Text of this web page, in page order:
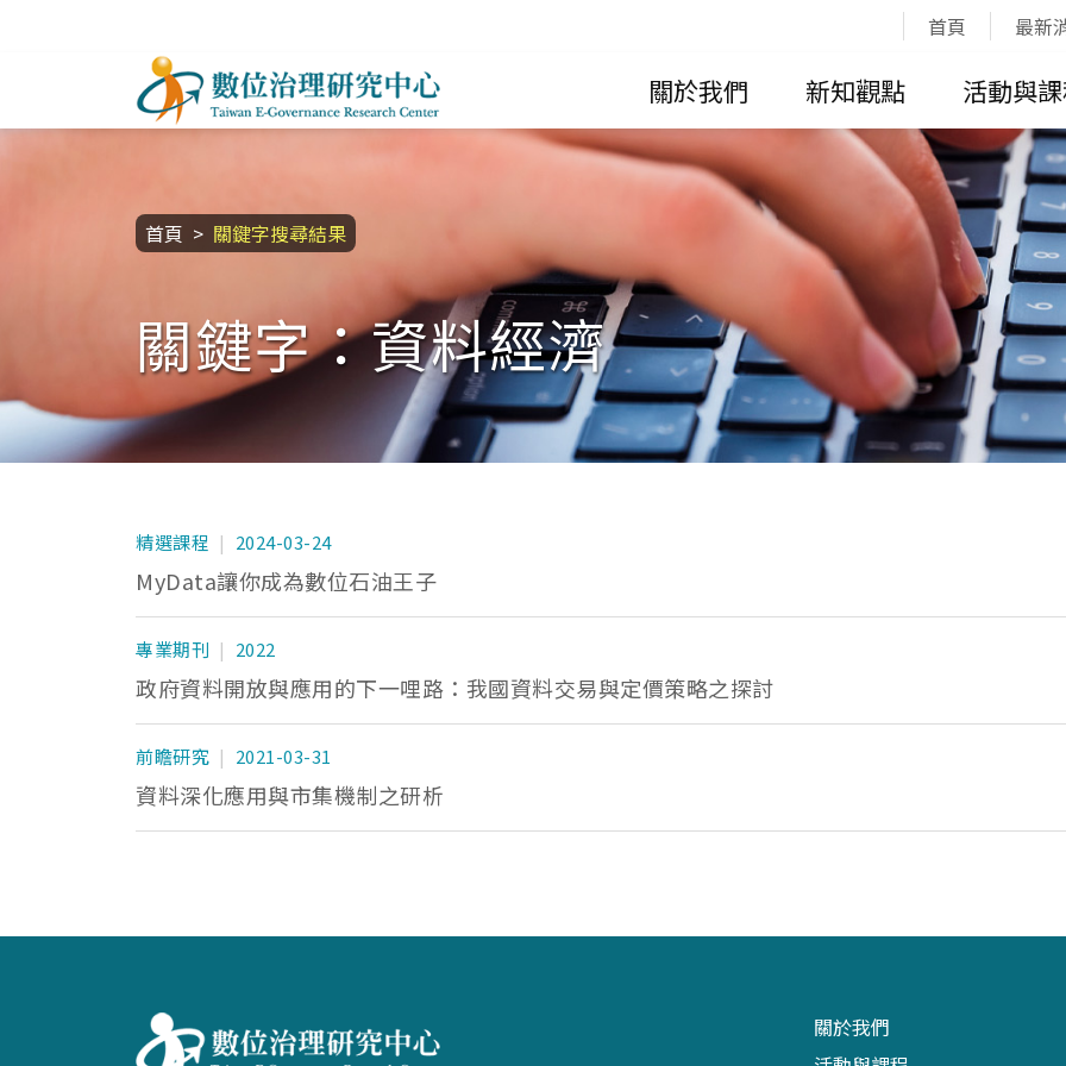
::: 首頁 最新
數位治理研究中心
關於我們 新知觀點 活動與
首頁 關鍵字搜尋結果
:::
關鍵字：資料經濟
精選課程 2024-03-24
MyData讓你成為數位石油王子
專業期刊 2022
政府資料開放與應用的下一哩路：我國資料交易與定價策略之探討
前瞻研究 2021-03-31
資料深化應用與市集機制之研析
關於我們